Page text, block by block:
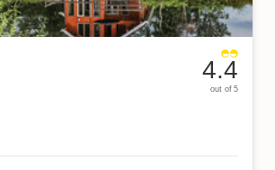
4.4
out of 5